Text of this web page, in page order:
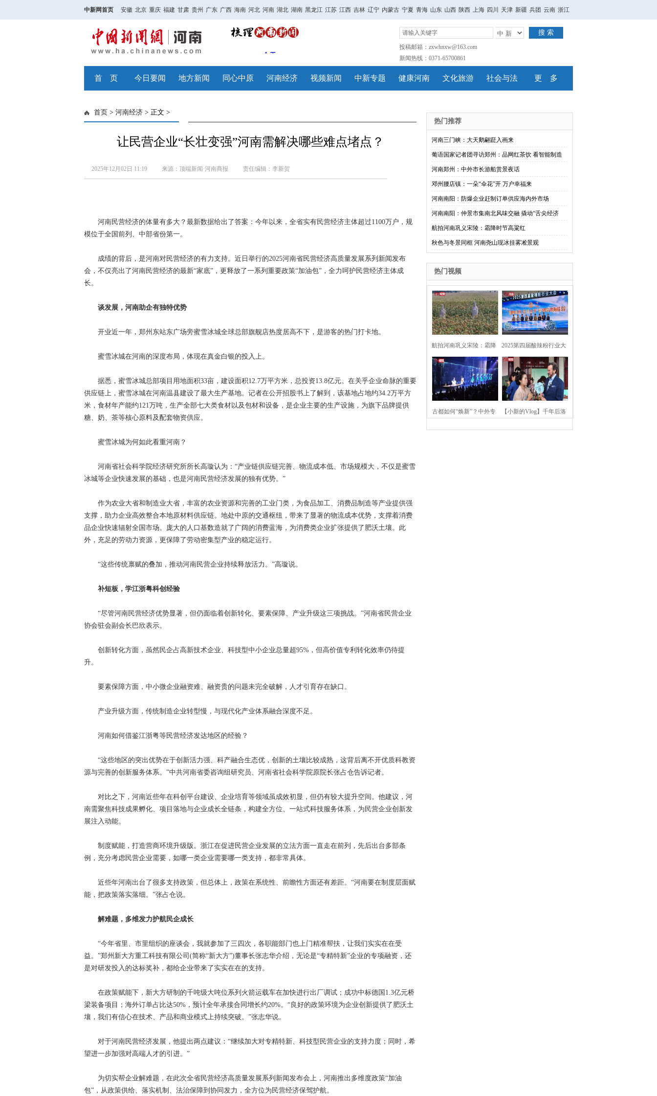
中新网首页 安徽 北京 重庆 福建 甘肃 贵州 广东 广西 海南 河北 河南 湖北 湖南 黑龙江 江苏 江西 吉林 辽宁 内蒙古 宁夏 青海 山东 山西 陕西 上海 四川 天津 新疆 兵团 云南 浙江
搜 索
投稿邮箱：zxwhnxw@163.com
新闻热线：0371-65700861
首 页 今日要闻 地方新闻 同心中原 河南经济 视频新闻 中新专题 健康河南 文化旅游 社会与法 更 多
首页 > 河南经济 > 正文 >
让民营企业“长壮变强”河南需解决哪些难点堵点？
2025年12月02日 11:19 来源：顶端新闻·河南商报 责任编辑：李新贺
河南民营经济的体量有多大？最新数据给出了答案：今年以来，全省实有民营经济主体超过1100万户，规
模位于全国前列、中部省份第一。
成绩的背后，是河南对民营经济的有力支持。近日举行的2025河南省民营经济高质量发展系列新闻发布
会，不仅亮出了河南民营经济的最新“家底”，更释放了一系列重要政策“加油包”，全力呵护民营经济主体成
长。
谈发展，河南助企有独特优势
开业近一年，郑州东站东广场旁蜜雪冰城全球总部旗舰店热度居高不下，是游客的热门打卡地。
蜜雪冰城在河南的深度布局，体现在真金白银的投入上。
据悉，蜜雪冰城总部项目用地面积33亩，建设面积12.7万平方米，总投资13.8亿元。在关乎企业命脉的重要
供应链上，蜜雪冰城在河南温县建设了最大生产基地。记者在公开招股书上了解到，该基地占地约34.2万平方
米，食材年产能约121万吨，生产全部七大类食材以及包材和设备，是企业主要的生产设施，为旗下品牌提供
糖、奶、茶等核心原料及配套物资供应。
蜜雪冰城为何如此看重河南？
河南省社会科学院经济研究所所长高璇认为：“产业链供应链完善、物流成本低、市场规模大，不仅是蜜雪
冰城等企业快速发展的基础，也是河南民营经济发展的独有优势。”
作为农业大省和制造业大省，丰富的农业资源和完善的工业门类，为食品加工、消费品制造等产业提供强
支撑，助力企业高效整合本地原材料供应链。地处中原的交通枢纽，带来了显著的物流成本优势，支撑着消费
品企业快速辐射全国市场。庞大的人口基数造就了广阔的消费蓝海，为消费类企业扩张提供了肥沃土壤。此
外，充足的劳动力资源，更保障了劳动密集型产业的稳定运行。
“这些传统禀赋的叠加，推动河南民营企业持续释放活力。”高璇说。
补短板，学江浙粤科创经验
“尽管河南民营经济优势显著，但仍面临着创新转化、要素保障、产业升级这三项挑战。”河南省民营企业
协会驻会副会长巴欣表示。
创新转化方面，虽然民企占高新技术企业、科技型中小企业总量超95%，但高价值专利转化效率仍待提
升。
要素保障方面，中小微企业融资难、融资贵的问题未完全破解，人才引育存在缺口。
产业升级方面，传统制造企业转型慢，与现代化产业体系融合深度不足。
河南如何借鉴江浙粤等民营经济发达地区的经验？
“这些地区的突出优势在于创新活力强、科产融合生态优，创新的土壤比较成熟，这背后离不开优质科教资
源与完善的创新服务体系。”中共河南省委咨询组研究员、河南省社会科学院原院长张占仓告诉记者。
对比之下，河南近些年在科创平台建设、企业培育等领域虽成效初显，但仍有较大提升空间。他建议，河
南需聚焦科技成果孵化、项目落地与企业成长全链条，构建全方位、一站式科技服务体系，为民营企业创新发
展注入动能。
制度赋能，打造营商环境升级版。浙江在促进民营企业发展的立法方面一直走在前列，先后出台多部条
例，充分考虑民营企业需要，如哪一类企业需要哪一类支持，都非常具体。
近些年河南出台了很多支持政策，但总体上，政策在系统性、前瞻性方面还有差距。“河南要在制度层面赋
能，把政策落实落细。”张占仓说。
解难题，多维发力护航民企成长
“今年省里、市里组织的座谈会，我就参加了三四次，各职能部门也上门精准帮扶，让我们实实在在受
益。”郑州新大方重工科技有限公司(简称“新大方”)董事长张志华介绍，无论是“专精特新”企业的专项融资，还
是对研发投入的达标奖补，都给企业带来了实实在在的支持。
在政策赋能下，新大方研制的千吨级大吨位系列火箭运载车在加快进行出厂调试；成功中标德国1.3亿元桥
梁装备项目；海外订单占比达50%，预计全年承接合同增长约20%。“良好的政策环境为企业创新提供了肥沃土
壤，我们有信心在技术、产品和商业模式上持续突破。”张志华说。
对于河南民营经济发展，他提出两点建议：“继续加大对专精特新、科技型民营企业的支持力度；同时，希
望进一步加强对高端人才的引进。”
为切实帮企业解难题，在此次全省民营经济高质量发展系列新闻发布会上，河南推出多维度政策“加油
包”，从政策供给、落实机制、法治保障到协同发力，全方位为民营经济保驾护航。
热门推荐
河南三门峡：大天鹅翩跹入画来
葡语国家记者团寻访郑州：品网红茶饮 看智能制造
河南郑州：中外市长游船赏景夜话
邓州腰店镇：一朵“伞花”开 万户幸福来
河南南阳：防爆企业赶制订单供应海内外市场
河南南阳：仲景市集南北风味交融 撬动“舌尖经济
航拍河南巩义宋陵：霜降时节高粱红
秋色与冬景同框 河南尧山现冰挂雾凇景观
热门视频
航拍河南巩义宋陵：霜降
时节高粱红
2025第四届酸辣粉行业大
会在河南开封举行
古都如何“焕新”？中外专 【小新的Vlog】千年后洛